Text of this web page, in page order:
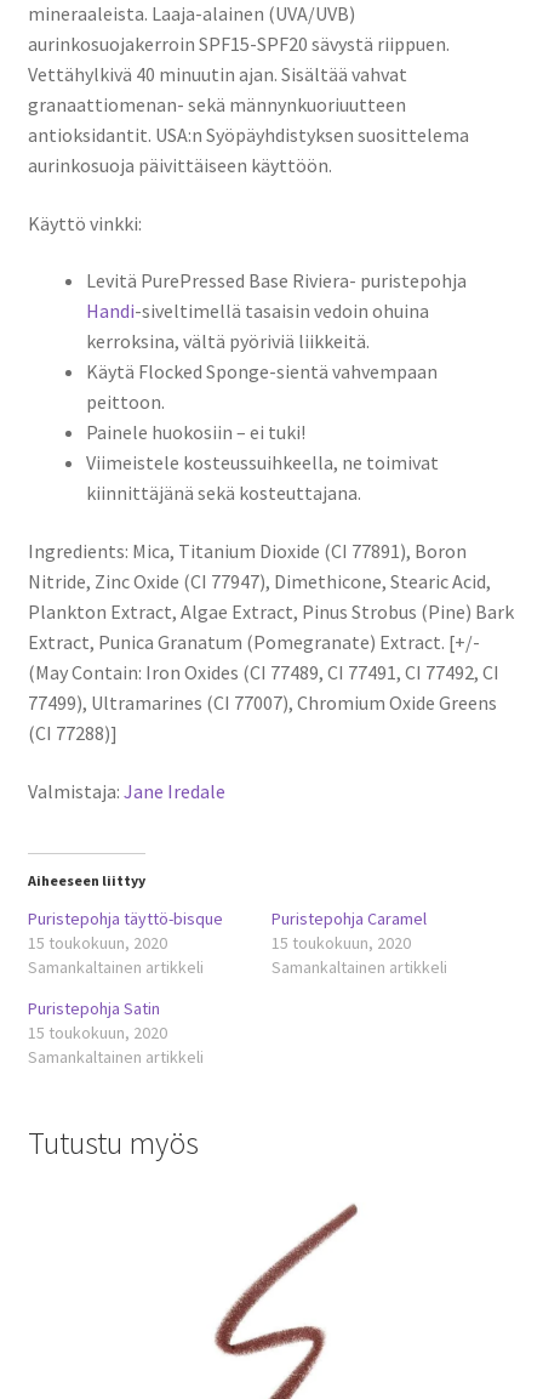
mineraaleista. Laaja-alainen (UVA/UVB)
aurinkosuojakerroin SPF15-SPF20 sävystä riippuen.
Vettähylkivä 40 minuutin ajan. Sisältää vahvat
granaattiomenan- sekä männynkuoriuutteen
antioksidantit. USA:n Syöpäyhdistyksen suosittelema
aurinkosuoja päivittäiseen käyttöön.
Käyttö vinkki:
Levitä PurePressed Base Riviera- puristepohja
Handi-siveltimellä tasaisin vedoin ohuina
kerroksina, vältä pyöriviä liikkeitä.
Käytä Flocked Sponge-sientä vahvempaan
peittoon.
Painele huokosiin – ei tuki!
Viimeistele kosteussuihkeella, ne toimivat
kiinnittäjänä sekä kosteuttajana.
Ingredients: Mica, Titanium Dioxide (CI 77891), Boron
Nitride, Zinc Oxide (CI 77947), Dimethicone, Stearic Acid,
Plankton Extract, Algae Extract, Pinus Strobus (Pine) Bark
Extract, Punica Granatum (Pomegranate) Extract. [+/-
(May Contain: Iron Oxides (CI 77489, CI 77491, CI 77492, CI
77499), Ultramarines (CI 77007), Chromium Oxide Greens
(CI 77288)]
Valmistaja: Jane Iredale
Aiheeseen liittyy
Puristepohja täyttö-bisque
15 toukokuun, 2020
Samankaltainen artikkeli
Puristepohja Caramel
15 toukokuun, 2020
Samankaltainen artikkeli
Puristepohja Satin
15 toukokuun, 2020
Samankaltainen artikkeli
Tutustu myös